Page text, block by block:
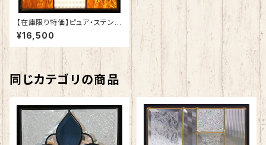
【在庫限り特価】ピュア・ステンド
グラスSH-E114
¥16,500
同じカテゴリの商品